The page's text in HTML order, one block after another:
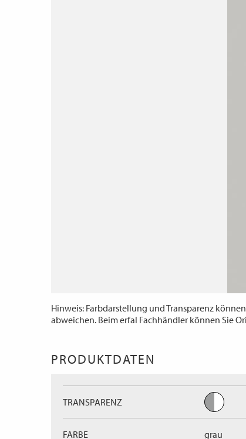
Hinweis: Farbdarstellung und Transparenz
abweichen. Beim erfal Fachhändler können Sie
PRODUKTDATEN
TRANSPARENZ
FARBE grau